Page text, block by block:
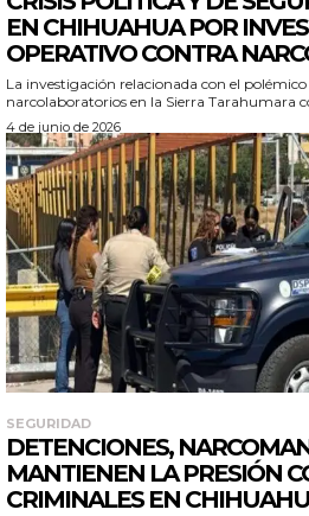
EN CHIHUAHUA POR
OPERATIVO CONTRA
La investigación relacionada con el
narcolaboratorios en la Sierra Tarahumara
4 de junio de 2026
SEGURIDAD
DETENCIONES,
MANTIENEN LA PRESIÓN
CRIMINALES EN